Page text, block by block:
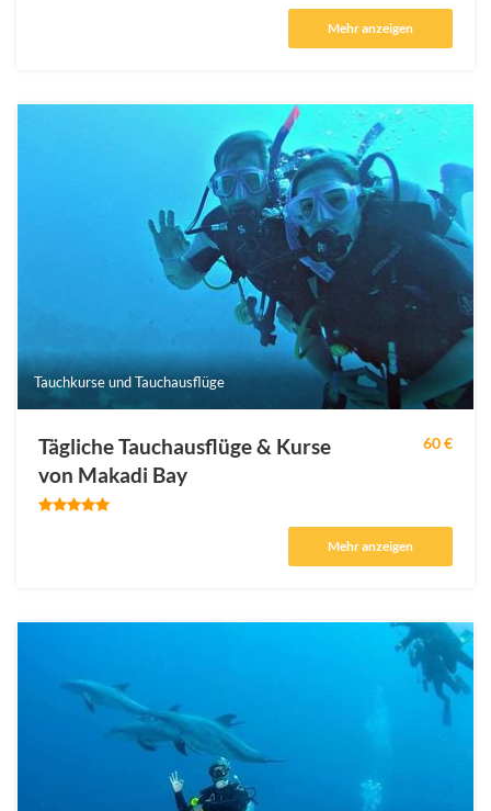
Mehr anzeigen
Tauchkurse und Tauchausflüge
Tägliche Tauchausflüge & Kurse
von Makadi Bay
60 €
Mehr anzeigen